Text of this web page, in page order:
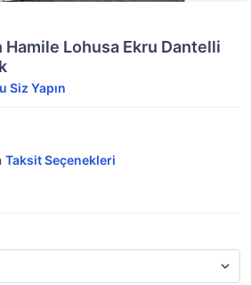
Lohusa Ekru Dantelli
Siz Yapın
Taksit Seçenekleri